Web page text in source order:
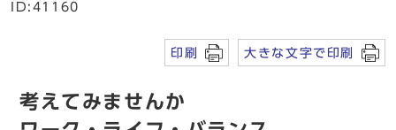
ID:41160
印刷 大きな文字で印刷
考えてみませんか